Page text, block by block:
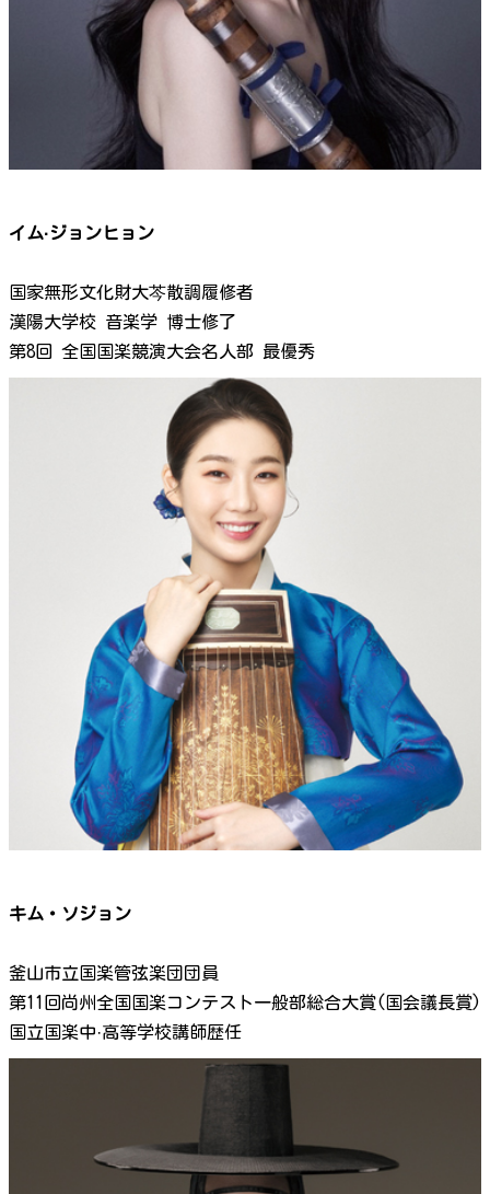
イム·ジョンヒョン
国家無形文化財大芩散調履修者
漢陽大学校 音楽学 博士修了
第8回 全国国楽競演大会名人部 最優秀
キム・ソジョン
釜山市立国楽管弦楽団団員
第11回尚州全国国楽コンテスト一般部総合大賞(国会議長賞)
国立国楽中·高等学校講師歴任